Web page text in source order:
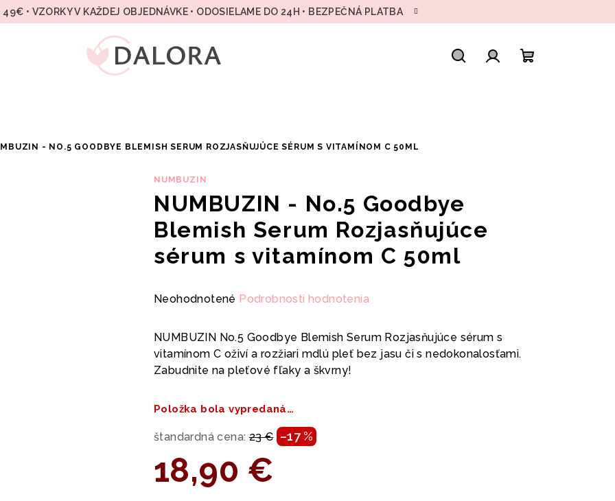
49€ • VZORKY V KAŽDEJ OBJEDNÁVKE • ODOSIELAME DO 24H • BEZPEČNÁ PLATBA
- NO.5 GOODBYE BLEMISH SERUM ROZJASŇUJÚCE SÉRUM S VITAMÍNOM C 50ML
NUMBUZIN
NUMBUZIN - No.5 Goodbye
Blemish Serum Rozjasňujúce
sérum s vitamínom C 50ml
Priemerné
produktu
je
0,0
hviezdičiek.
Neohodnotené Podrobnosti hodnotenia
NUMBUZIN No.5 Goodbye Blemish Serum Rozjasňujúce sérum s
vitamínom C oživí a rozžiari mdlú pleť bez jasu či s nedokonalosťami.
Zabudnite na pleťové fľaky a škvrny!
Položka bola vypredaná…
štandardná cena: 23 € –17 %
18,90 €